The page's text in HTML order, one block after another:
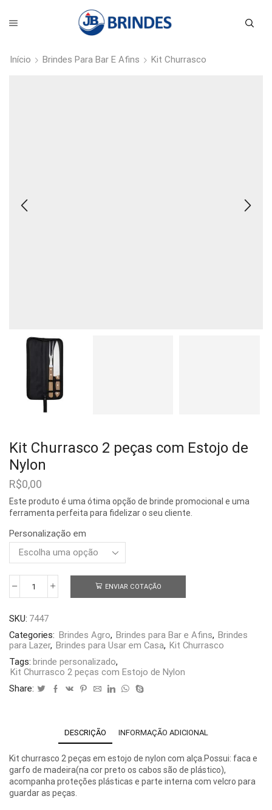
Início Brindes Para Bar E Afins Kit Churrasco
Kit Churrasco 2 peças com Estojo de
Nylon
R$0,00
Este produto é uma ótima opção de brinde promocional e uma
ferramenta perfeita para fidelizar o seu cliente.
Personalização em
Kit
Churrasco
peças
com
Estojo
Nylon
quantidade
ENVIAR COTAÇÃO
SKU: 7447
Categories: Brindes Agro, Brindes para Bar e Afins, Brindes
para Lazer, Brindes para Usar em Casa, Kit Churrasco
Tags: brinde personalizado,
Kit Churrasco 2 peças com Estojo de Nylon
Share:
DESCRIÇÃO INFORMAÇÃO ADICIONAL
Kit churrasco 2 peças em estojo de nylon com alça.Possui: faca e
garfo de madeira(na cor preto os cabos são de plástico),
acompanha proteções plásticas e parte interna com velcro para
guardar as peças.